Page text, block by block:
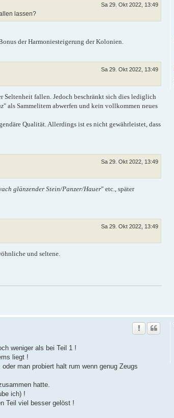
Sa 29. Okt 2022, 13:49
lassen?
der Harmoniesteigerung der Kolonien.
Sa 29. Okt 2022, 13:49
fallen. Jedoch beschränkt sich dies lediglich
" als Sammelitem abwerfen und kein vollkommen neues
Qualität. Allerdings ist es nicht gewährleistet, dass
Sa 29. Okt 2022, 13:49
glänzender Stein/Panzer/Hauer" etc., später
Sa 29. Okt 2022, 13:49
und seltene.
weniger als bei Teil 1 !
liegt !
man probiert halt rum wenn genug Zeugs
hatte.
ich) !
Teil viel besser gelöst !